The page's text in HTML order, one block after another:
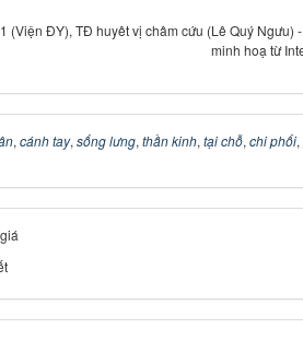
(Viện ĐY), TĐ huyêt vị châm cứu (Lê Quý Ngưu)
minh hoạ từ
, cánh tay, sống lưng, thần kinh, tại chỗ, chi phối,